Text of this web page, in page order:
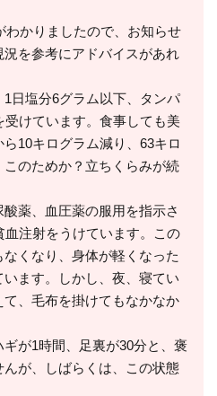
わかりましたので、お知らせ
を参考にアドバイスがあれ
日塩分6グラム以下、タンパ
受けています。食事しても美
10キログラム減り、63キロ
のためか？立ちくらみが続
薬、血圧薬の服用を指示さ
血注射をうけています。この
くなり、身体が軽くなった
ます。しかし、夜、寝てい
、毛布を掛けてもなかなか
ギが1時間、足裏が30分と、褒
が、しばらくは、この状態